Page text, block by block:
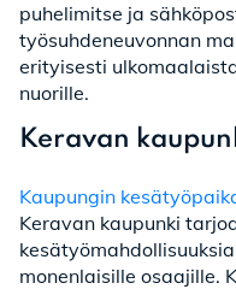
puhelimitse ja
työsuhdeneuvonnan
erityisesti
nuorille.
Keravan
Kaupungin
Keravan kaupunki
monenlaisille osaajille.